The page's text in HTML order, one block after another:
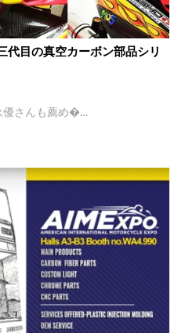
目の真空カーボン部品シリ
優さんも薦め�…